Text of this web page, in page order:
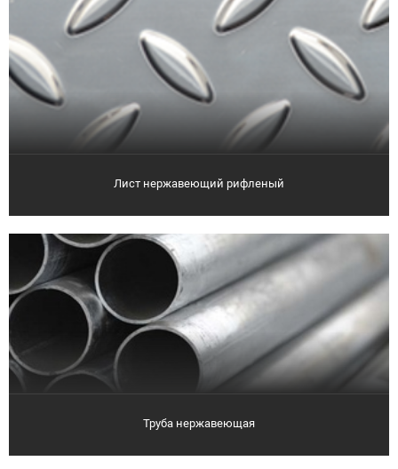
Лист нержавеющий рифленый
Труба нержавеющая